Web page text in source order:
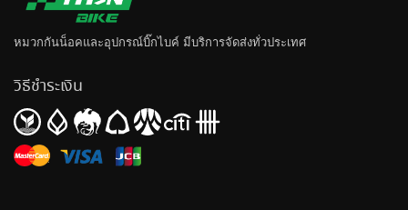
หมวกกันน็อคและอุปกรณ์บิ๊กไบค์ มีบริการจัดส่งทั่วประเทศ
วิธีชำระเงิน